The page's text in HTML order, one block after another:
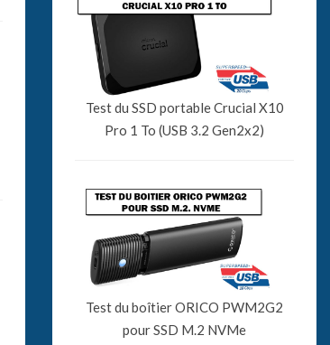
Test du SSD portable Crucial X10
Pro 1 To (USB 3.2 Gen2x2)
Test du boîtier ORICO PWM2G2
pour SSD M.2 NVMe